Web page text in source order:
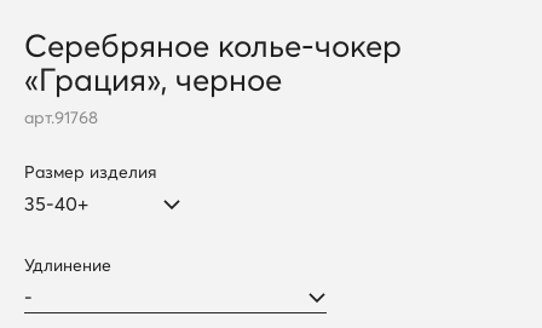
Серебряное колье-чокер
«Грация», черное
арт.91768
Размер изделия
Удлинение